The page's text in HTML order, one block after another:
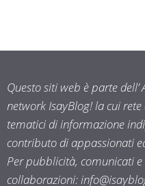
Questo siti web è parte dell’
network IsayBlog! la cui
tematici di informazione
contributo di appassionati
Per pubblicità, comunicati e
collaborazioni: